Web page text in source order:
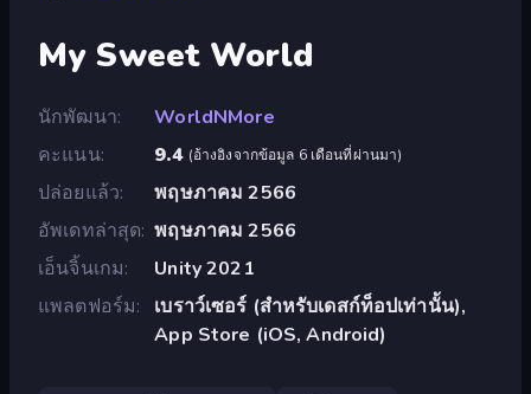
My Sweet World
นักพัฒนา
WorldNMore
คะแนน
9.4 (อ้างอิงจากข้อมูล 6 เดือนที่ผ่านมา)
ปล่อยแล้ว
พฤษภาคม 2566
อัพเดทล่าสุด พฤษภาคม 2566
เอ็นจิ้นเกม
Unity 2021
แพลตฟอร์ม
เบราว์เซอร์ (สำหรับเดสก์ท็อปเท่านั้น),
App Store (iOS, Android)